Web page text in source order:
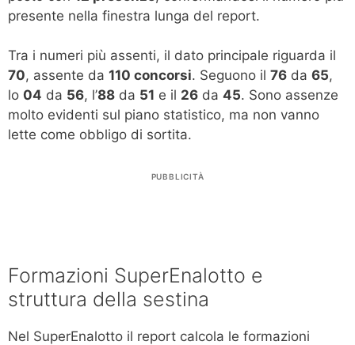
presente nella finestra lunga del report.
Tra i numeri più assenti, il dato principale riguarda il
70, assente da 110 concorsi. Seguono il 76 da 65,
lo 04 da 56, l’88 da 51 e il 26 da 45. Sono assenze
molto evidenti sul piano statistico, ma non vanno
lette come obbligo di sortita.
PUBBLICITÀ
Formazioni SuperEnalotto e
struttura della sestina
Nel SuperEnalotto il report calcola le formazioni